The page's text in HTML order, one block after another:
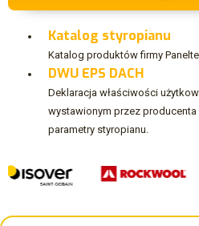
Katalog styropianu
Katalog produktów firmy
DWU EPS DACH
Deklaracja właściwości
wystawionym przez
parametry styropianu.